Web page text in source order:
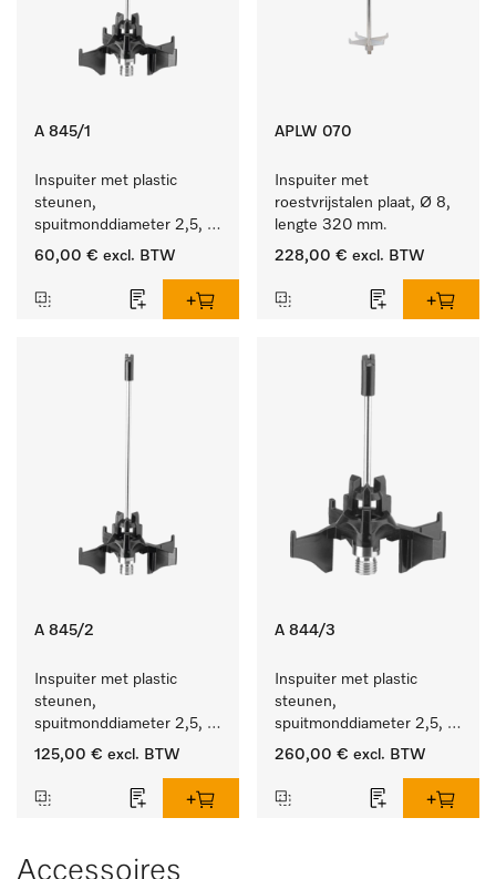
A 845/1
Inspuiter met plastic
steunen,
spuitmonddiameter 2,5,
lengte 125 mm, 5 stuks.
60,00 € excl. BTW
APLW 070
Inspuiter met
roestvrijstalen plaat, Ø 8,
lengte 320 mm.
228,00 € excl. BTW
A 845/2
Inspuiter met plastic
steunen,
spuitmonddiameter 2,5,
lengte 125 mm, 10 stuks.
125,00 € excl. BTW
A 844/3
Inspuiter met plastic
steunen,
spuitmonddiameter 2,5,
lengte 80 mm, 20 stuks.
260,00 € excl. BTW
Accessoires